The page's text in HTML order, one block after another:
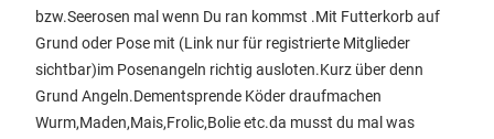
bzw.Seerosen mal wenn Du ran kommst .Mit Futterkorb auf
Grund oder Pose mit (Link nur für registrierte Mitglieder
sichtbar)im Posenangeln richtig ausloten.Kurz über denn
Grund Angeln.Dementsprende Köder draufmachen
Wurm,Maden,Mais,Frolic,Bolie etc.da musst du mal was